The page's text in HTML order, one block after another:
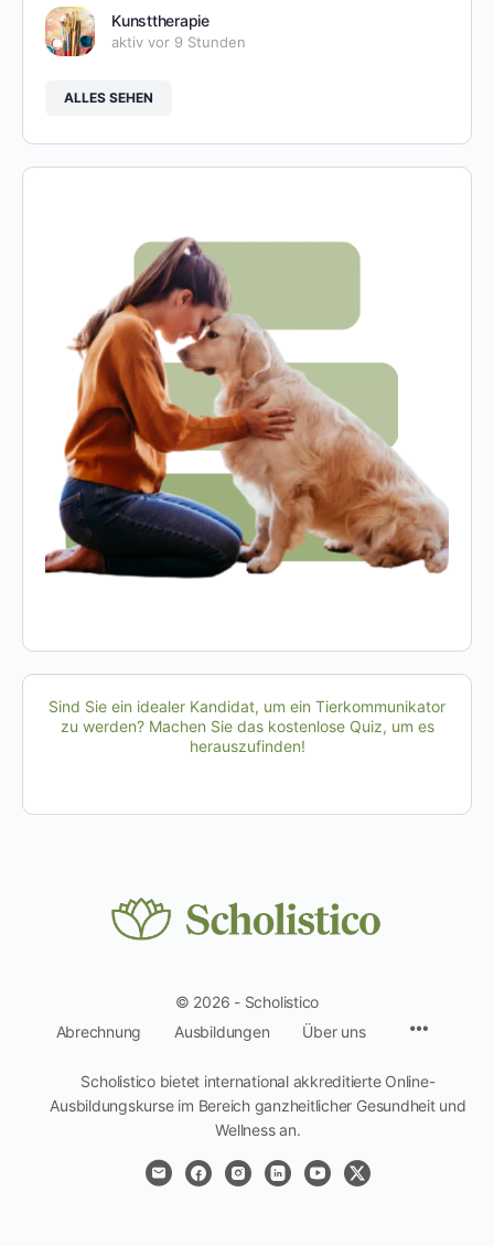
Kunsttherapie
aktiv vor 9 Stunden
ALLES SEHEN
Sind Sie ein idealer Kandidat, um ein Tierkommunikator
zu werden? Machen Sie das kostenlose Quiz, um es
herauszufinden!
© 2026 - Scholistico
Abrechnung
Ausbildungen Über uns
Scholistico bietet international akkreditierte Online-
Ausbildungskurse im Bereich ganzheitlicher Gesundheit und
Wellness an.